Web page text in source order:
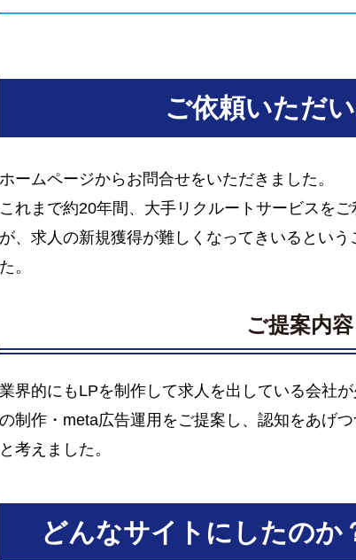
ご依頼いただ
ホームページからお問合せをいただきました。
これまで約20年間、大手リクルートサービスを
が、求人の新規獲得が難しくなってきいるとい
た。
ご提案内容
業界的にもLPを制作して求人を出している会社
の制作・meta広告運用をご提案し、認知をあげ
と考えました。
どんなサイトにしたのか